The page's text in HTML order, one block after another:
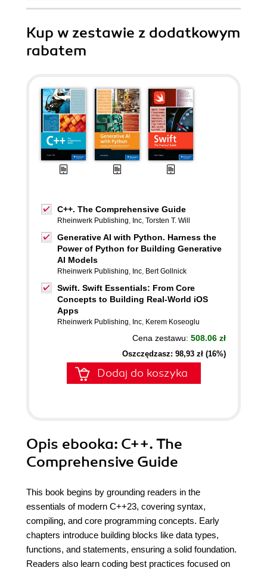
Kup w zestawie z dodatkowym
rabatem
C++. The Comprehensive Guide
Rheinwerk Publishing, Inc, Torsten T. Will
Generative AI with Python. Harness the
Power of Python for Building Generative
AI Models
Rheinwerk Publishing, Inc, Bert Gollnick
Swift. Swift Essentials: From Core
Concepts to Building Real-World iOS
Apps
Rheinwerk Publishing, Inc, Kerem Koseoglu
Cena zestawu: 508.06 zł
Oszczędzasz: 98,93 zł (16%)
Dodaj do koszyka
Opis ebooka: C++. The
Comprehensive Guide
This book begins by grounding readers in the
essentials of modern C++23, covering syntax,
compiling, and core programming concepts. Early
chapters introduce building blocks like data types,
functions, and statements, ensuring a solid foundation.
Readers also learn coding best practices focused on